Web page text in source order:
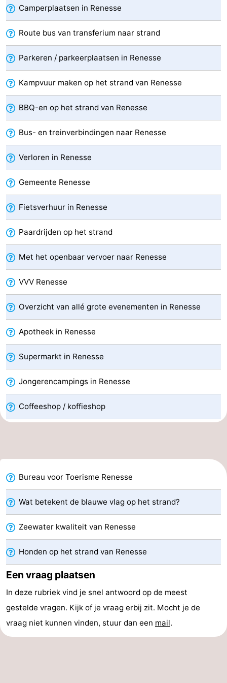
-
Zwembaden
-
Fietsen
-
Wandelen
-
Paardrijden
-
Golfbanen
-
Surfen
-
Duiken
Eten
drinken
Evenementen
Praktisch
Jongeren
Route
-
Parkeren
Reisboekenwinkel
Nieuws
Medische
Holland
-
Leiden
Bollenstreek
Natuur
Hollands
Duin
-
Noordwijk
-
Katwijk
-
Scheveningen
-
Den
-
Camperplaatsen in Renesse
Route bus van transferium naar strand
Parkeren / parkeerplaatsen in Renesse
Kampvuur maken op het strand van Renesse
BBQ-en op het strand van Renesse
Bus- en treinverbindingen naar Renesse
Verloren in Renesse
Gemeente Renesse
Fietsverhuur in Renesse
Paardrijden op het strand
Met het openbaar vervoer naar Renesse
VVV Renesse
Overzicht van allé grote evenementen in Renesse
Apotheek in Renesse
Supermarkt in Renesse
Jongerencampings in Renesse
Coffeeshop / koffieshop
Bureau voor Toerisme Renesse
Wat betekent de blauwe vlag op het strand?
Zeewater kwaliteit van Renesse
Honden op het strand van Renesse
Een vraag plaatsen
In deze rubriek vind je snel antwoord op de meest
gestelde vragen. Kijk of je vraag erbij zit. Mocht je de
vraag niet kunnen vinden, stuur dan een mail.